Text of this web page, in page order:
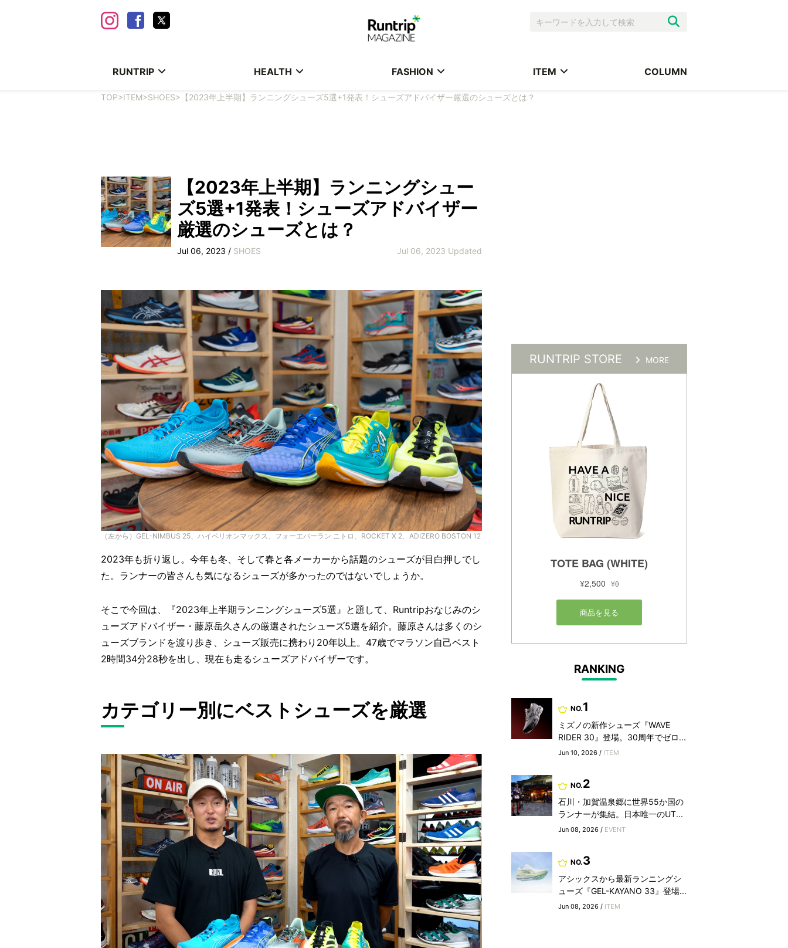
RUNTRIP HEALTH FASHION ITEM COLUMN
TOP>ITEM>SHOES> 【2023年上半期】ランニングシューズ5選+1発表！シューズアドバイザー厳選のシューズとは？
【2023年上半期】ランニングシュー
ズ5選+1発表！シューズアドバイザー
厳選のシューズとは？
Jul 06, 2023 / SHOES Jul 06, 2023 Updated
（左から）GEL-NIMBUS 25、ハイペリオンマックス、フォーエバーラン ニトロ、ROCKET X 2、ADIZERO BOSTON 12
2023年も折り返し。今年も冬、そして春と各メーカーから話題のシューズが目白押しでし
た。ランナーの皆さんも気になるシューズが多かったのではないでしょうか。
そこで今回は、『2023年上半期ランニングシューズ5選』と題して、Runtripおなじみのシ
ューズアドバイザー・藤原岳久さんの厳選されたシューズ5選を紹介。藤原さんは多くのシ
ューズブランドを渡り歩き、シューズ販売に携わり 20年以上。 47歳でマラソン自己ベスト
2時間34分28秒を出し、現在も走るシューズアドバイザーです。
カテゴリー別にベストシューズを厳選
RUNTRIP STORE MORE
RANKING
NO.1
ミズノの新作シューズ『WAVE
RIDER 30』登場。30周年でゼロ...
Jun 10, 2026 / ITEM
NO.2
石川・加賀温泉郷に世界55か国の
ランナーが集結。日本唯一のUT...
Jun 08, 2026 / EVENT
NO.3
アシックスから最新ランニングシ
ューズ『GEL-KAYANO 33』登場...
Jun 08, 2026 / ITEM